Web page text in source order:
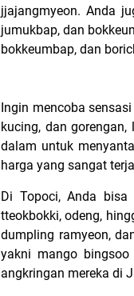
jjajangmyeon. Anda
jumukbap, dan
bokkeumbap, dan
Ingin mencoba
kucing, dan
dalam untuk
harga yang sangat
Di Topoci, Anda bisa
tteokbokki, odeng,
dumpling ramyeon,
yakni mango
angkringan mereka di